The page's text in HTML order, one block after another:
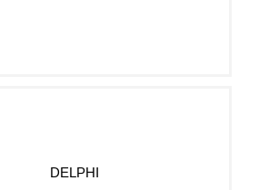
DELPHI